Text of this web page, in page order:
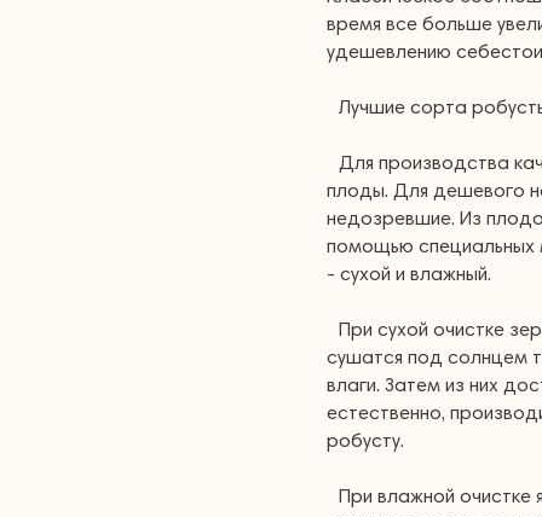
время все больше
удешевлению
Лучшие сорта
Для производства
плоды. Для дешевого
недозревшие. Из
помощью специальных
- сухой и влажный.
При сухой очистке
сушатся под солнцем
влаги. Затем из них
естественно,
робусту.
При влажной очистке